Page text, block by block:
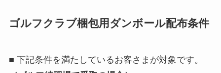
ゴルフクラブ梱包用ダンボール配布条件
■ 下記条件を満たしているお客さまが対象です。